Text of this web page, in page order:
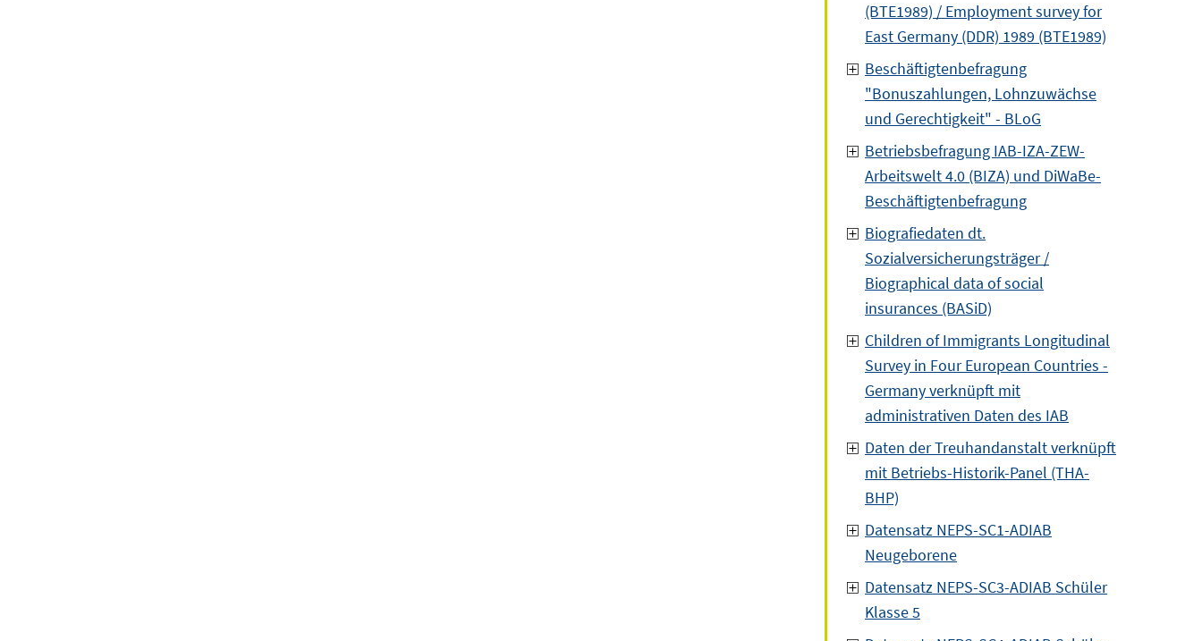
(BTE1989) / Employment survey for
East Germany (DDR) 1989 (BTE1989)
Beschäftigtenbefragung
"Bonuszahlungen, Lohnzuwächse
und Gerechtigkeit" - BLoG
Betriebsbefragung IAB-IZA-ZEW-
Arbeitswelt 4.0 (BIZA) und DiWaBe-
Beschäftigtenbefragung
Biografiedaten dt.
Sozialversicherungsträger /
Biographical data of social
insurances (BASiD)
Children of Immigrants Longitudinal
Survey in Four European Countries -
Germany verknüpft mit
administrativen Daten des IAB
Daten der Treuhandanstalt verknüpft
mit Betriebs-Historik-Panel (THA-
BHP)
Datensatz NEPS-SC1-ADIAB
Neugeborene
Datensatz NEPS-SC3-ADIAB Schüler
Klasse 5